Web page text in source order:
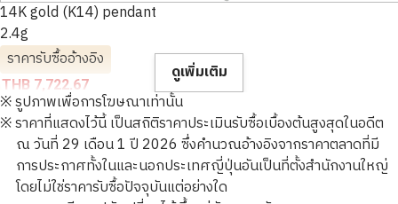
14K gold (K14) pendant
2.4g
ราคารับซื้ออ้างอิง
THB 7,722.67
ดูเพิ่มเติม
※ รูปภาพเพื่อการโฆษณาเท่านั้น
※ ราคาที่แสดงไว้นี้ เป็นสถิติราคาประเมินรับซื้อเบื้องต้นสูงสุดในอดีต
ณ วันที่ 29 เดือน 1 ปี 2026 ซึ่งคำนวณอ้างอิงจากราคาตลาดที่มี
การประกาศทั้งในและนอกประเทศญี่ปุ่นอันเป็นที่ตั้งสำนักงานใหญ่
โดยไม่ใช่ราคารับซื้อปัจจุบันแต่อย่างใด